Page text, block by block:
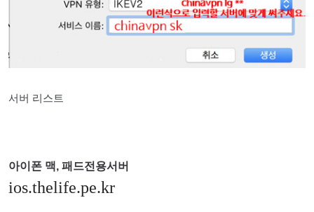
서버 리스트
아이폰 맥, 패드전용서버
ios.thelife.pe.kr